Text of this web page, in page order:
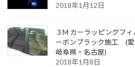
2018年1月12日
３M カーラッピングフィ
ーボンブラック施工 (愛
岐阜県・名古屋)
2018年1月8日